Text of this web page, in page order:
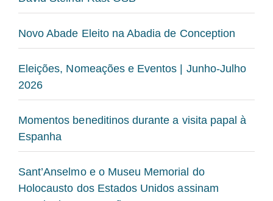
Novo Abade Eleito na Abadia de Conception
Eleições, Nomeações e Eventos | Junho-Julho
2026
Momentos beneditinos durante a visita papal à
Espanha
Sant’Anselmo e o Museu Memorial do
Holocausto dos Estados Unidos assinam